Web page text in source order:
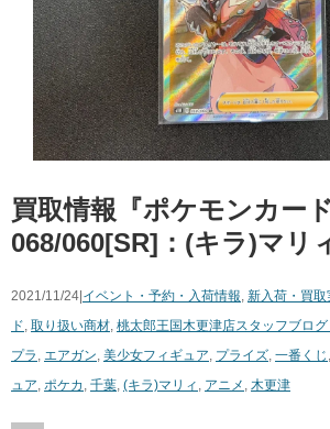
買取情報『ポケモンカー
068/060[SR]：(キラ)マリ
2021/11/24| イベント・予約・入荷情報, 新入荷・買取
ド, 取り扱い商材, 桃太郎王国木更津店スタッフブログ
プラ , エアガン, 美少女フィギュア, プライズ, 一番くじ ,
ュア, ポケカ , 千葉, (キラ)マリィ , アニメ , 木更津